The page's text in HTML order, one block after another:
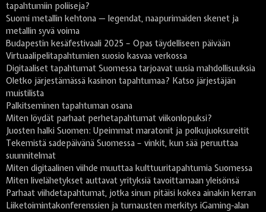
tapahtumiin poliiseja?
Suomi metallin kehtona — legendat, naapurimaiden skenet ja
metallin syvä voima
Budapestin kesäfestivaali 2025 – Opas täydelliseen päivään
Virtuaalipelitapahtumien suosio kasvaa verkossa
Digitaaliset tapahtumat Suomessa tarjoavat uusia mahdollisuuksia
Oletko järjestämässä kasinon tapahtumaa? Katso järjestäjän
muistilista
Palkitseminen tapahtuman osana
Miten löydät parhaat perhetapahtumat viikonlopuksi?
Juosten halki Suomen: Upeimmat maratonit ja polkujuoksureitit
Tekemistä sadepäivänä Suomessa – vinkit, kun sää peruuttaa
suunnitelmat
Miten digitaalinen viihde muuttaa kulttuuritapahtumia Suomessa
Miten livelähetykset auttavat yrityksiä tavoittamaan yleisönsä
Parhaat viihdetapahtumat, jotka sinun pitäisi kokea ainakin kerran
Liiketoimintakonferenssien ja turnausten merkitys iGaming-alan